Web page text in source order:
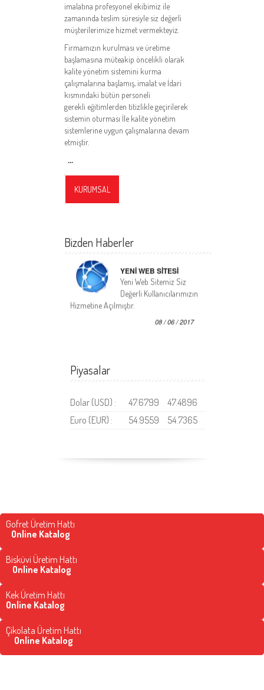
imalatına profesyonel ekibimiz ile
zamanında teslim süresiyle siz değerli
müşterilerimize hizmet vermekteyiz.
Firmamızın kurulması ve üretime
başlamasına müteakip öncelikli olarak
kalite yönetim sistemini kurma
çalışmalarına başlamış, imalat ve İdari
kısmındaki bütün personeli
gerekli eğitimlerden titizlikle geçirilerek
sistemin oturması İle kalite yönetim
sistemlerine uygun çalışmalarına devam
etmiştir.
...
KURUMSAL
Bizden Haberler
YENİ WEB SİTESİ
Yeni Web Sitemiz Siz
Değerli Kullanıcılarımızın
Hizmetine Açılmıştır.
08 / 06 / 2017
Piyasalar
Dolar (USD) : 47.6799
47.4896
Euro (EUR) :
54.9559 54.7365
Gofret Üretim Hattı
Online Katalog
Bisküvi Üretim Hattı
Online Katalog
Kek Üretim Hattı
Online Katalog
Çikolata Üretim Hattı
Online Katalog